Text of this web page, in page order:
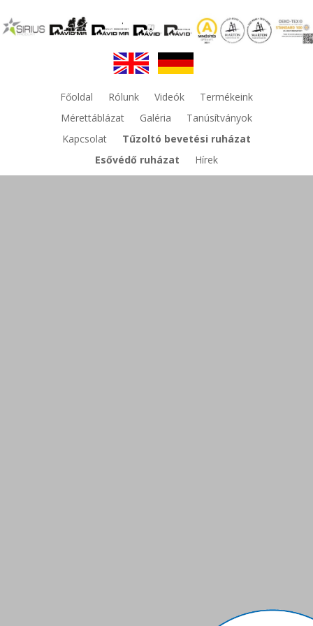
Főoldal Rólunk Videók
Termékeink
Mérettáblázat
Galéria
Tanúsítványok
Kapcsolat
Tűzoltó bevetési ruházat
Esővédő ruházat
Hírek